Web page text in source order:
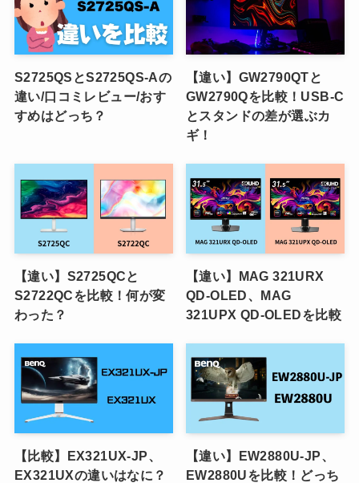
S2725QSとS2725QS-Aの
違い/口コミレビュー/おす
すめはどっち？
【違い】GW2790QTと
GW2790Qを比較！USB-C
とスタンドの差が選ぶカ
ギ！
【違い】S2725QCと
S2722QCを比較！何が変
わった？
【違い】MAG 321URX
QD-OLED、MAG
321UPX QD-OLEDを比較
【比較】EX321UX-JP、
EX321UXの違いはなに？
【違い】EW2880U-JP、
EW2880Uを比較！どっち